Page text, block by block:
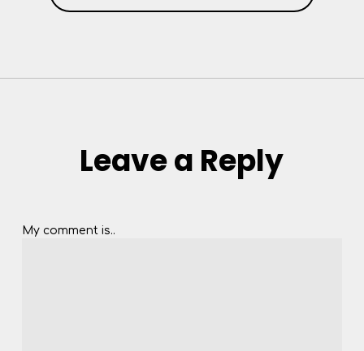
Leave a Reply
My comment is..